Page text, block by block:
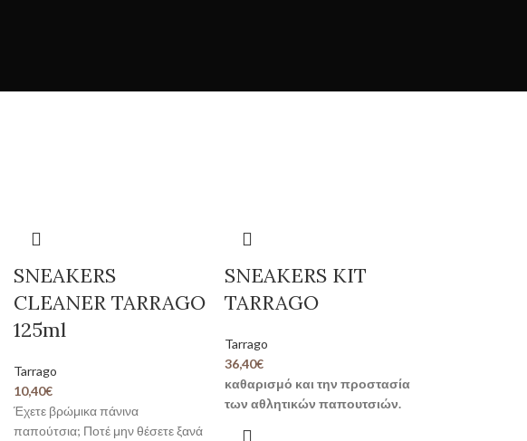
SNEAKERS
CLEANER TARRAGO
125ml
Tarrago
10,40€
Έχετε βρώμικα πάνινα
παπούτσια; Ποτέ μην θέσετε ξανά
SNEAKERS KIT
TARRAGO
Tarrago
36,40€
καθαρισμό και την προστασία
των αθλητικών παπουτσιών.